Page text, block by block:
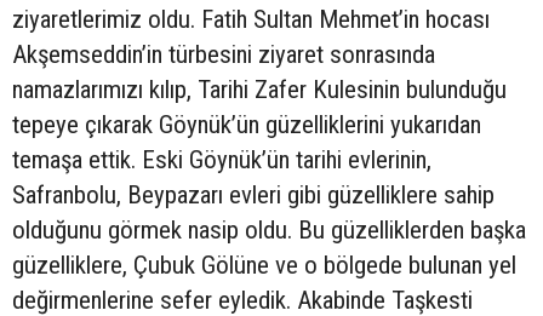
ziyaretlerimiz oldu. Fatih Sultan Mehmet’in hocası
Akşemseddin’in türbesini ziyaret sonrasında
namazlarımızı kılıp, Tarihi Zafer Kulesinin bulunduğu
tepeye çıkarak Göynük’ün güzelliklerini yukarıdan
temaşa ettik. Eski Göynük’ün tarihi evlerinin,
Safranbolu, Beypazarı evleri gibi güzelliklere sahip
olduğunu görmek nasip oldu. Bu güzelliklerden başka
güzelliklere, Çubuk Gölüne ve o bölgede bulunan yel
değirmenlerine sefer eyledik. Akabinde Taşkesti